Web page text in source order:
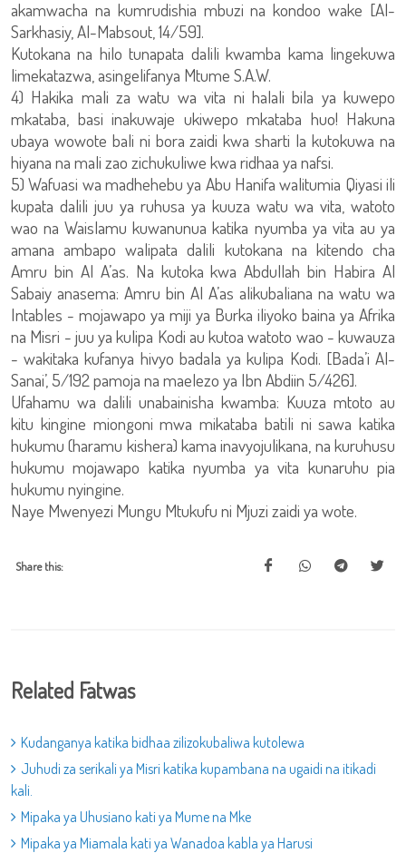
akamwacha na kumrudishia mbuzi na kondoo wake [Al-
Sarkhasiy, Al-Mabsout, 14/59].
Kutokana na hilo tunapata dalili kwamba kama lingekuwa
limekatazwa, asingelifanya Mtume S.A.W.
4) Hakika mali za watu wa vita ni halali bila ya kuwepo
mkataba, basi inakuwaje ukiwepo mkataba huo! Hakuna
ubaya wowote bali ni bora zaidi kwa sharti la kutokuwa na
hiyana na mali zao zichukuliwe kwa ridhaa ya nafsi.
5) Wafuasi wa madhehebu ya Abu Hanifa walitumia Qiyasi ili
kupata dalili juu ya ruhusa ya kuuza watu wa vita, watoto
wao na Waislamu kuwanunua katika nyumba ya vita au ya
amana ambapo walipata dalili kutokana na kitendo cha
Amru bin Al A’as. Na kutoka kwa Abdullah bin Habira Al
Sabaiy anasema: Amru bin Al A’as alikubaliana na watu wa
Intables - mojawapo ya miji ya Burka iliyoko baina ya Afrika
na Misri - juu ya kulipa Kodi au kutoa watoto wao - kuwauza
- wakitaka kufanya hivyo badala ya kulipa Kodi. [Bada’i Al-
Sanai’, 5/192 pamoja na maelezo ya Ibn Abdiin 5/426].
Ufahamu wa dalili unabainisha kwamba: Kuuza mtoto au
kitu kingine miongoni mwa mikataba batili ni sawa katika
hukumu (haramu kishera) kama inavyojulikana, na kuruhusu
hukumu mojawapo katika nyumba ya vita kunaruhu pia
hukumu nyingine.
Naye Mwenyezi Mungu Mtukufu ni Mjuzi zaidi ya wote.
Share this:
Related Fatwas
Kudanganya katika bidhaa zilizokubaliwa kutolewa
Juhudi za serikali ya Misri katika kupambana na ugaidi na itikadi
kali.
Mipaka ya Uhusiano kati ya Mume na Mke
Mipaka ya Miamala kati ya Wanadoa kabla ya Harusi